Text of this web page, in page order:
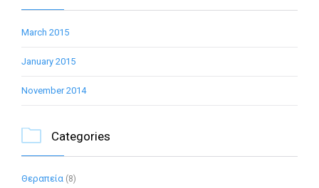
March 2015
January 2015
November 2014
 Categories
Θεραπεία (8)